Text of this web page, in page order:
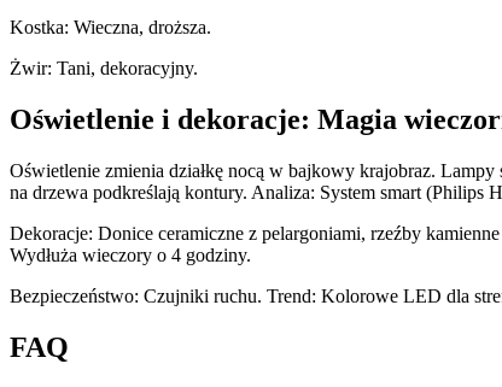
Kostka: Wieczna, droższa.
Żwir: Tani, dekoracyjny.
Oświetlenie i dekoracje: Magia
Oświetlenie zmienia działkę nocą w bajkowy krajobraz. Lampy
na drzewa podkreślają kontury. Analiza: System smart (Philips
Dekoracje: Donice ceramiczne z pelargoniami, rzeźby
Wydłuża wieczory o 4 godziny.
Bezpieczeństwo: Czujniki ruchu. Trend: Kolorowe LED dla
FAQ